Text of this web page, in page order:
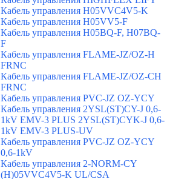
Кабель управления H05VVC4V5-K
Кабель управления H05VV5-F
Кабель управления H05BQ-F, H07BQ-
F
Кабель управления FLAME-JZ/OZ-H
FRNC
Кабель управления FLAME-JZ/OZ-CH
FRNC
Кабель управления PVC-JZ OZ-YCY
Кабель управления 2YSL(ST)CY-J 0,6-
1kV EMV-3 PLUS 2YSL(ST)CYK-J 0,6-
1kV EMV-3 PLUS-UV
Кабель управления PVC-JZ OZ-YCY
0,6-1kV
Кабель управления 2-NORM-CY
(H)05VVC4V5-K UL/CSA